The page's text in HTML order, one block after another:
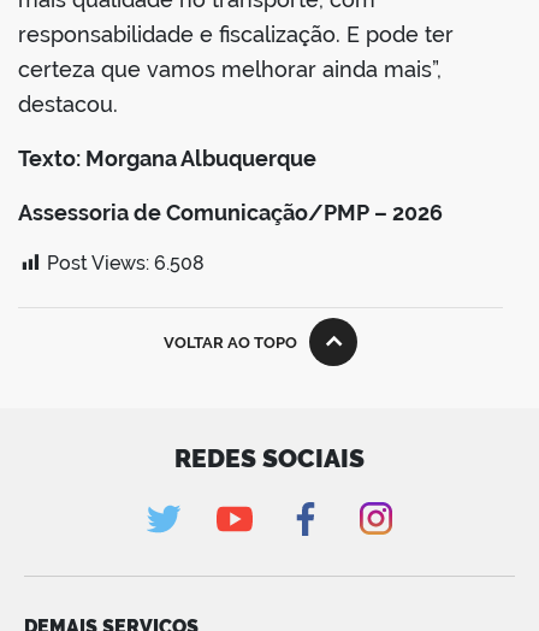
responsabilidade e fiscalização. E pode ter
certeza que vamos melhorar ainda mais”,
destacou.
Texto: Morgana Albuquerque
Assessoria de Comunicação/PMP – 2026
Post Views: 6.508
VOLTAR AO TOPO
REDES SOCIAIS